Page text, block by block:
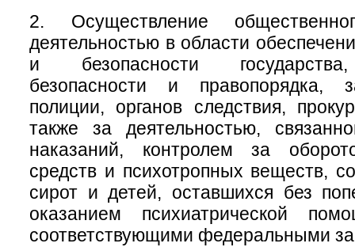
2. Осуществление
деятельностью в области
и безопасности
безопасности и правопорядка,
полиции, органов следствия,
также за деятельностью,
наказаний, контролем за
средств и психотропных веществ,
сирот и детей, оставшихся без
оказанием психиатрической
соответствующими федеральными